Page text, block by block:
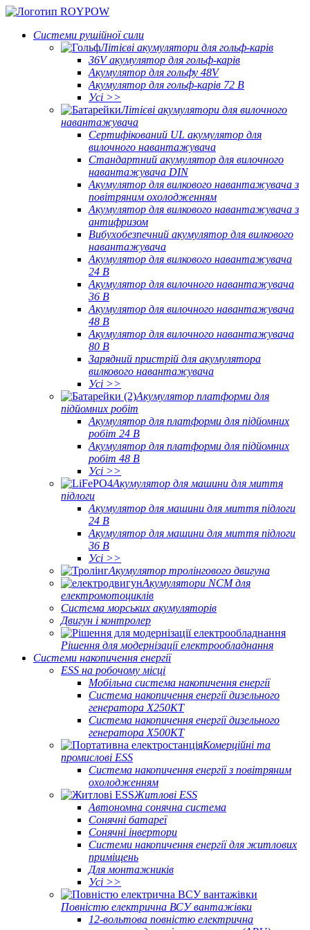
Системи рушійної сили
Літієві акумулятори для гольф-карів
36V акумулятор для гольф-карів
Акумулятор для гольфу 48V
Акумулятор для гольф-карів 72 В
Усі >>
Літієві акумулятори для вилочного
навантажувача
Сертифікований UL акумулятор для
вилочного навантажувача
Стандартний акумулятор для вилочного
навантажувача DIN
Акумулятор для вилкового навантажувача з
повітряним охолодженням
Акумулятор для вилкового навантажувача з
антифризом
Вибухобезпечний акумулятор для вилкового
навантажувача
Акумулятор для вилкового навантажувача
24 В
Акумулятор для вилочного навантажувача
36 В
Акумулятор для вилочного навантажувача
48 В
Акумулятор для вилочного навантажувача
80 В
Зарядний пристрій для акумулятора
вилкового навантажувача
Усі >>
Акумулятор платформи для
підйомних робіт
Акумулятор для платформи для підйомних
робіт 24 В
Акумулятор для платформи для підйомних
робіт 48 В
Усі >>
Акумулятор для машини для миття
підлоги
Акумулятор для машини для миття підлоги
24 В
Акумулятор для машини для миття підлоги
36 В
Усі >>
Акумулятор тролінгового двигуна
Акумулятори NCM для
електромотоциклів
Система морських акумуляторів
Двигун і контролер
Рішення для модернізації електрообладнання
Системи накопичення енергії
ESS на робочому місці
Мобільна система накопичення енергії
Система накопичення енергії дизельного
генератора X250KT
Система накопичення енергії дизельного
генератора X500KT
Комерційні та
промислові ESS
Система накопичення енергії з повітряним
охолодженням
Житлові ESS
Автономна сонячна система
Сонячні батареї
Сонячні інвертори
Системи накопичення енергії для житлових
приміщень
Для монтажників
Усі >>
Повністю електрична ВСУ вантажівки
12-вольтова повністю електрична